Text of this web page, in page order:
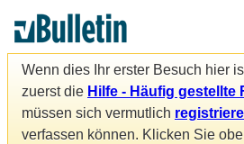
Wenn dies Ihr erster Besuch hier
zuerst die Hilfe - Häufig gestellte
müssen sich vermutlich
verfassen können. Klicken Sie